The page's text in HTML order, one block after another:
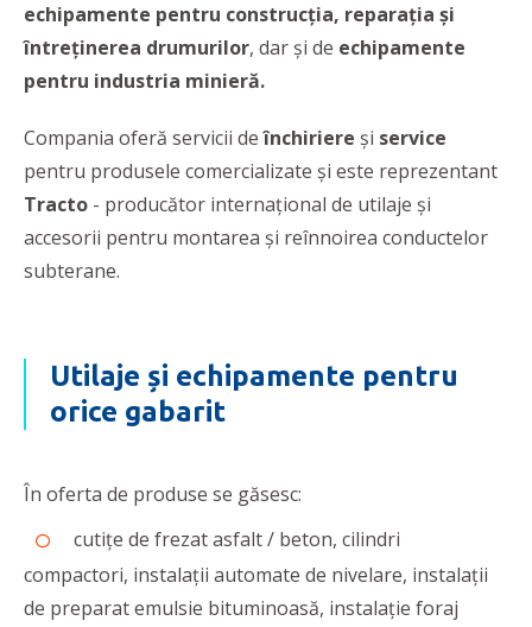
echipamente pentru construcția, reparația și
întreținerea drumurilor, dar și de echipamente
pentru industria minieră.
Compania oferă servicii deînchiriere și service
pentru produsele comercializate și este reprezentant
Tracto - producător internațional de utilaje și
accesorii pentru montarea și reînnoirea conductelor
subterane.
Utilaje și echipamente pentru
orice gabarit
În oferta de produse se găsesc:
cutițe de frezat asfalt / beton, cilindri
compactori, instalații automate de nivelare, instalații
de preparat emulsie bituminoasă, instalație foraj